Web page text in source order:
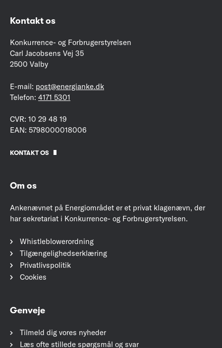
Kontakt os
Konkurrence- og Forbrugerstyrelsen
Carl Jacobsens Vej 35
2500 Valby
E-mail: post@energianke.dk
Telefon: 4171 5301
CVR: 10 29 48 19
EAN: 5798000018006
KONTAKT OS
Om os
Ankenævnet på Energiområdet er et privat klagenævn, der
har sekretariat i Konkurrence- og Forbrugerstyrelsen.
Whistleblowerordning
Tilgængelighedserklæring
Privatlivspolitik
Cookies
Genveje
Tilmeld dig vores nyheder
Læs ofte stillede spørgsmål og svar